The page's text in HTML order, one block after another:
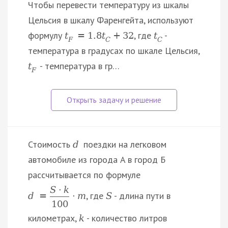
Чтобы перевести температуру из шкалы
Цельсия в шкалу Фаренгейта, используют
формулу tF = 1.8tC + 32, где tC-
температура в градусах по шкале Цельсия,
tF - температура в гр…
Стоимость d поездки на легковом
автомобиле из города A в город Б
рассчитывается по формуле
d =
S · k
100
· m, гдеS - длина пути в
километрах,k - количество литров